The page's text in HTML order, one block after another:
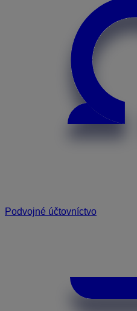
Podvojné účtovníctvo